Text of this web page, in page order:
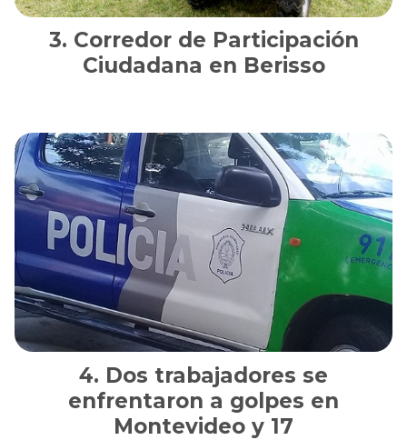
Corredor de Participación
Ciudadana en Berisso
Dos trabajadores se
enfrentaron a golpes en
Montevideo y 17